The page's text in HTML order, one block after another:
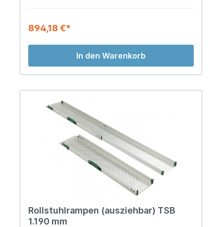
894,18 €*
In den Warenkorb
Rollstuhlrampen (ausziehbar) TSB
1.190 mm